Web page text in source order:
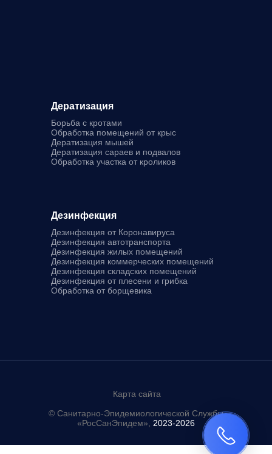
© Санитарно-Эпидемиологической Службы
«РосСанЭпидем», 2023-2026
Карта сайта
Дератизация
Борьба с кротами
Обработка помещений от крыс
Дератизация мышей
Дератизация сараев и подвалов
Обработка участка от кроликов
Дезинфекция
Дезинфекция от Коронавируса
Дезинфекция автотранспорта
Дезинфекция жилых помещений
Дезинфекция коммерческих помещений
Дезинфекция складских помещений
Дезинфекция от плесени и грибка
Обработка от борщевика